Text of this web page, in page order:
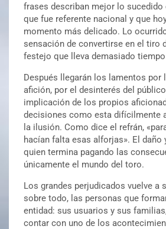
frases describan mejor lo sucedido
que fue referente nacional y que
momento más delicado. Lo
sensación de convertirse en el tiro
festejo que lleva demasiado
Después llegarán los lamentos por
afición, por el desinterés del
implicación de los propios
decisiones como esta difícilmente
la ilusión. Como dice el refrán,
hacían falta esas alforjas». El daño
quien termina pagando las
únicamente el mundo del toro.
Los grandes perjudicados vuelve a
sobre todo, las personas que
entidad: sus usuarios y sus
contar con uno de los